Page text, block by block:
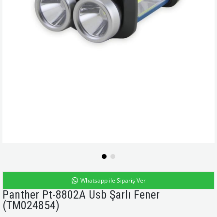
Whatsapp ile Sipariş Ver
Panther Pt-8802A Usb Şarlı Fener
(TM024854)